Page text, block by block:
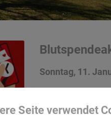
Sonntag, 11.
Mittelschule
Seite verwendet